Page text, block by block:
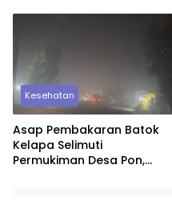
Kesehatan
Asap Pembakaran Batok
Kelapa Selimuti
Permukiman Desa Pon,